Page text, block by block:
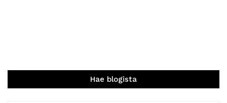
Hae blogista